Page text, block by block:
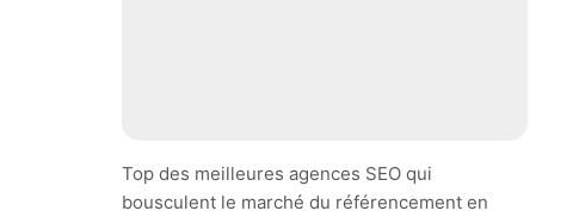
Top des meilleures agences SEO qui
bousculent le marché du référencement en